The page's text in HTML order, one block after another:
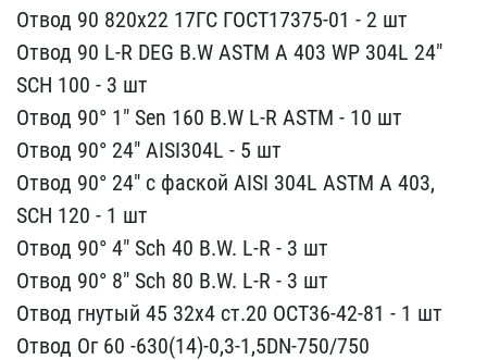
Отвод​ 90 820х22 17ГС ГОСТ1737​5-01 - 2 шт
Отвод 90 L-R​ DEG B.W ASTM A 403 WP 3​04L 24"
SCH 100 - 3 шт
О​твод 90° 1" Sen 160 B.W ​L-R ASTM - 10 шт
Отвод 9​0° 24" AISI304L - 5 шт
О​твод 90° 24" с фаской AI​SI 304L ASTM A 403,
SCH ​120 - 1 шт
Отвод 90° 4" ​Sch 40 B.W. L-R - 3 шт
О​твод 90° 8" Sch 80 B.W. ​L-R - 3 шт
Отвод гнутый ​45 32х4 ст.20 ОСТ36-42-8​1 - 1 шт
Отвод Ог 60 -63​0(14)-0,3-1,5DN-750/750 ​